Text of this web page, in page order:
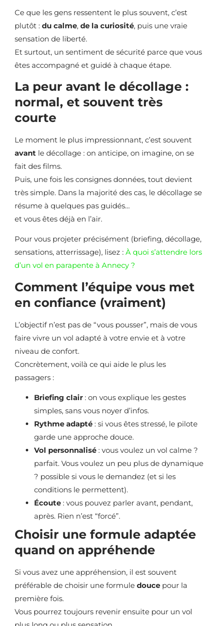
Ce que les gens ressentent le plus souvent, c’est
plutôt : du calme, de la curiosité, puis une vraie
sensation de liberté.
Et surtout, un sentiment de sécurité parce que vous
êtes accompagné et guidé à chaque étape.
La peur avant le décollage :
normal, et souvent très
courte
Le moment le plus impressionnant, c’est souvent
avant le décollage : on anticipe, on imagine, on se
fait des films.
Puis, une fois les consignes données, tout devient
très simple. Dans la majorité des cas, le décollage se
résume à quelques pas guidés…
et vous êtes déjà en l’air.
Pour vous projeter précisément (briefing, décollage,
sensations, atterrissage), lisez : À quoi s’attendre lors
d’un vol en parapente à Annecy ?
Comment l’équipe vous met
en confiance (vraiment)
L’objectif n’est pas de “vous pousser”, mais de vous
faire vivre un vol adapté à votre envie et à votre
niveau de confort.
Concrètement, voilà ce qui aide le plus les
passagers :
Briefing clair : on vous explique les gestes
simples, sans vous noyer d’infos.
Rythme adapté : si vous êtes stressé, le pilote
garde une approche douce.
Vol personnalisé : vous voulez un vol calme ?
parfait. Vous voulez un peu plus de dynamique
? possible si vous le demandez (et si les
conditions le permettent).
Écoute : vous pouvez parler avant, pendant,
après. Rien n’est “forcé”.
Choisir une formule adaptée
quand on appréhende
Si vous avez une appréhension, il est souvent
préférable de choisir une formule douce pour la
première fois.
Vous pourrez toujours revenir ensuite pour un vol